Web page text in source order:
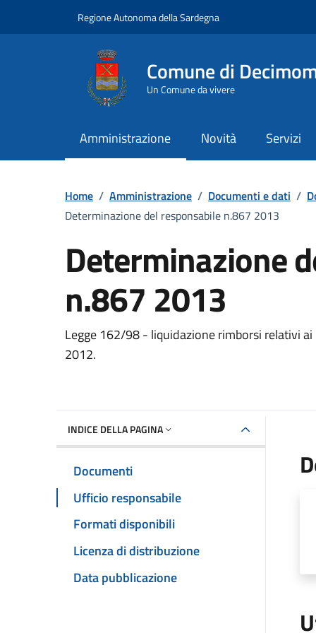
Regione Autonoma della Sardegna
Comune di
Un Comune da vivere
Amministrazione Novità Servizi
Home / Amministrazione / Documenti e dati /
Determinazione del responsabile n.867 2013
Determinazione
n.867 2013
Dettaglio del documento
Legge 162/98 - liquidazione rimborsi relativi
2012.
INDICE DELLA PAGINA
Documenti
Ufficio responsabile
Formati disponibili
Licenza di distribuzione
Data pubblicazione